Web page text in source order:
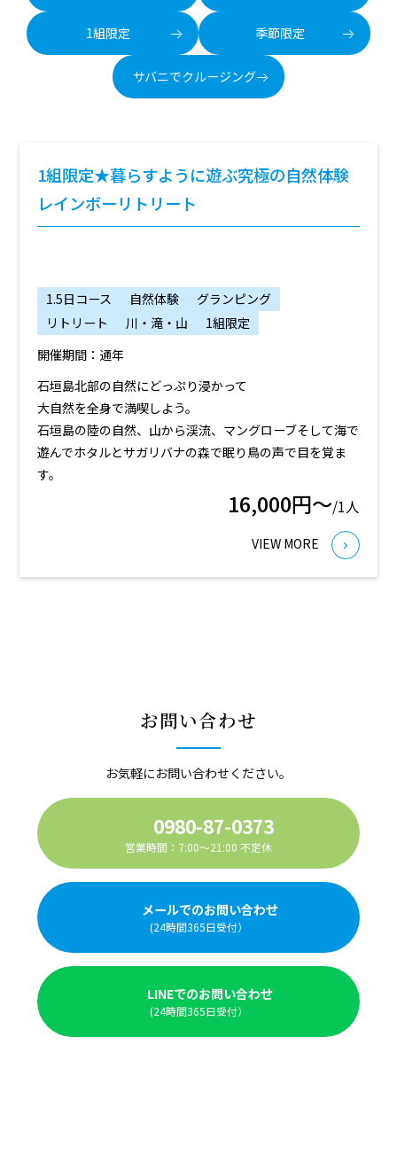
1組限定 季節限定
サバニでクルージング
1組限定★暮らすように遊ぶ究極の自然体験
レインボーリトリート
1.5日コース 自然体験
グランピング
リトリート
川・滝・山
1組限定
開催期間：通年
石垣島北部の自然にどっぷり浸かって
大自然を全身で満喫しよう。
石垣島の陸の自然、山から渓流、マングローブそして海で
遊んでホタルとサガリバナの森で眠り鳥の声で目を覚ま
す。
16,000円～/1人
VIEW MORE
お問い合わせ
お気軽にお問い合わせください。
0980-87-0373
営業時間：7:00～21:00 不定休
メールでのお問い合わせ
(24時間365日受付）
LINEでのお問い合わせ
(24時間365日受付）